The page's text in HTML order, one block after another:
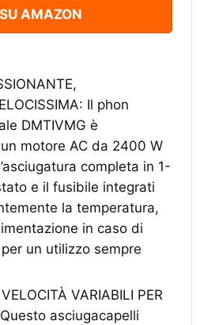
AMAZON
Il phon
DMTIVMG è
motore AC da 2400 W
completa in 1-
e il fusibile integrati
la temperatura,
in caso di
un utilizzo sempre
VARIABILI PER
asciugacapelli